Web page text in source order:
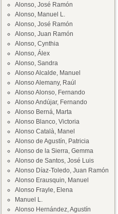
Alonso, José Ramón
Alonso, Manuel L.
Alonso, José Ramón
Alonso, Juan Ramón
Alonso, Cynthia
Alonso, Álex
Alonso, Sandra
Alonso Alcalde, Manuel
Alonso Alemany, Raúl
Alonso Alonso, Fernando
Alonso Andújar, Fernando
Alonso Berná, Marta
Alonso Blanco, Victoria
Alonso Català, Manel
Alonso de Agustín, Patricia
Alonso de la Sierra, Gemma
Alonso de Santos, José Luis
Alonso Díaz-Toledo, Juan Ramón
Alonso Erausquin, Manuel
Alonso Frayle, Elena
Manuel L.
Alonso Hernández, Agustín